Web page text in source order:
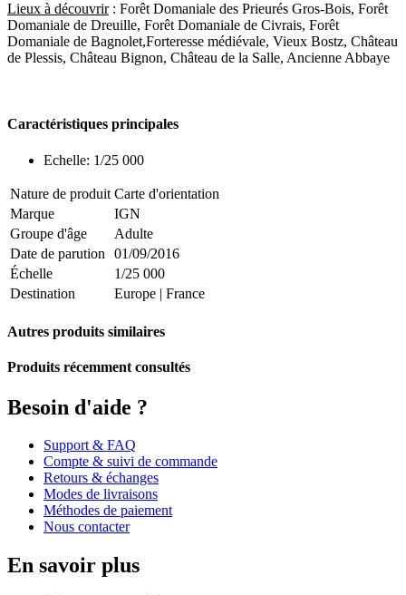
Lieux à découvrir: Forêt Domaniale des Prieurés Gros-Bois, Forêt
Domaniale de Dreuille, Forêt Domaniale de Civrais, Forêt
Domaniale de Bagnolet,Forteresse médiévale, Vieux Bostz, Château
de Plessis, Château Bignon, Château de la Salle, Ancienne Abbaye
Caractéristiques principales
Echelle: 1/25 000
Nature de produit Carte d'orientation
Marque
IGN
Groupe d'âge
Adulte
Date de parution
01/09/2016
Échelle
1/25 000
Destination
Europe | France
Autres produits similaires
Produits récemment consultés
Besoin d'aide ?
Support & FAQ
Compte & suivi de commande
Retours & échanges
Modes de livraisons
Méthodes de paiement
Nous contacter
En savoir plus